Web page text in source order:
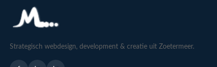
Strategisch webdesign, development & creatie uit Zoetermeer.